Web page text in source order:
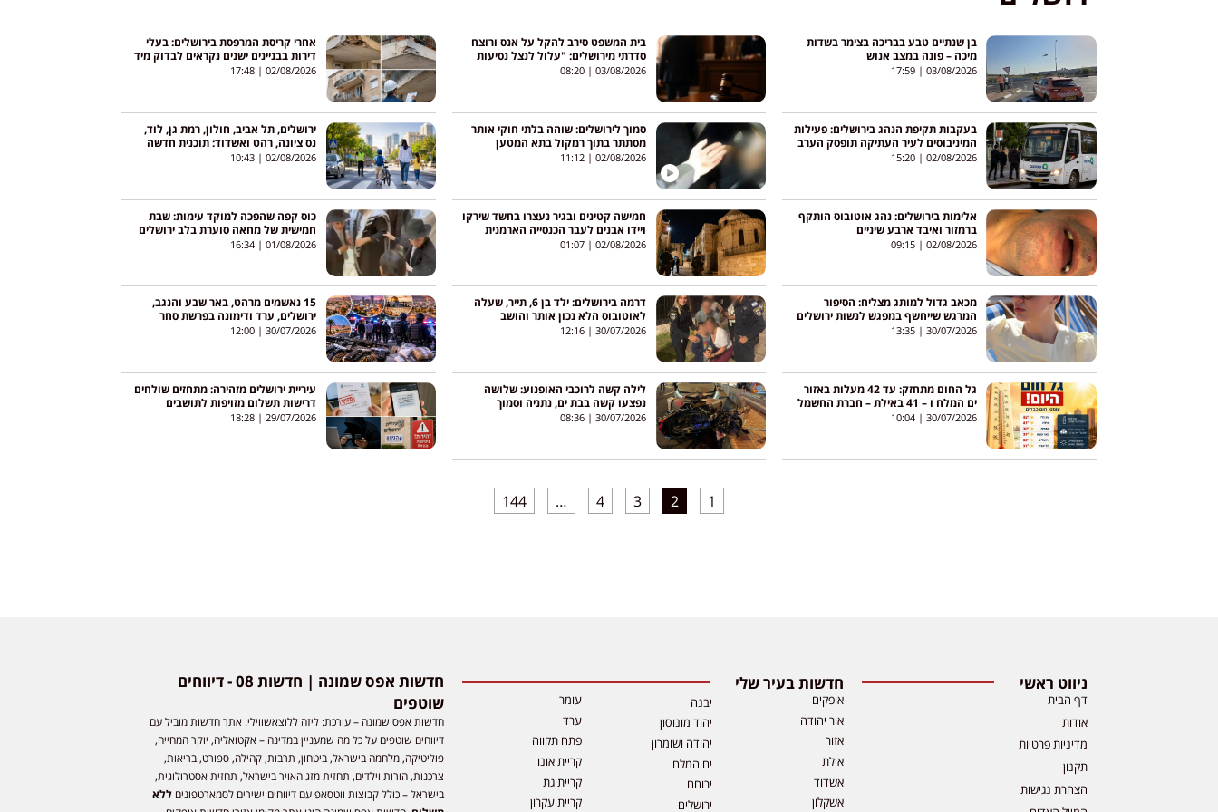
בן שנתיים טבע בבריכה בצימר בשדות
מיכה – פונה במצב אנוש
03/08/2026
17:59
בית המשפט סירב להקל על אנס ורוצח
סדרתי מירושלים: "עלול לנצל נסיעות
באוטובוסים כדי לפגוע בנשים"
03/08/2026
אחרי קריסת המרפסת בירושלים: בעלי
דירות בבניינים ישנים נקראים לבדוק מיד
את המרפסות התלויות
02/08/2026
17:48
בעקבות תקיפת הנהג בירושלים: פעילות
המיניבוסים לעיר העתיקה תופסק הערב
02/08/2026
15:20
סמוך לירושלים: שוהה בלתי חוקי אותר
מסתתר בתוך רמקול בתא המטען
02/08/2026
ירושלים, תל אביב, חולון, רמת גן, לוד,
נס ציונה, רהט ואשדוד: תוכנית חדשה
תנסה לצמצם את תאונות הדרכים בערים
02/08/2026
10:43
אלימות בירושלים: נהג אוטובוס הותקף
ברמזור ואיבד ארבע שיניים
02/08/2026
09:15
חמישה קטינים ובגיר נעצרו בחשד שירקו
ויידו אבנים לעבר הכנסייה הארמנית
בעיר העתיקה בירושלים
02/08/2026
כוס קפה שהפכה למוקד עימות: שבת
חמישית של מחאה סוערת בלב ירושלים
01/08/2026
16:34
מכאב גדול למותג מצליח: הסיפור
המרגש שייחשף במפגש לנשות ירושלים
30/07/2026
13:35
דרמה בירושלים: ילד בן 6, תייר, שעלה
לאוטובוס הלא נכון אותר והושב
למשפחתו
30/07/2026
15 נאשמים מרהט, באר שבע והנגב,
ירושלים, ערד ודימונה בפרשת סחר
בנשק ובסמים שנחשפה באמצעות סוכן
30/07/2026
12:00
גל החום מתחזק: עד 42 מעלות באזור
ים המלח ו – 41 באילת – חברת החשמל
מתגברת צוותים
30/07/2026
10:04
לילה קשה לרוכבי האופנוע: שלושה
נפצעו קשה בבת ים, נתניה וסמוך
לירושלים
30/07/2026
עיריית ירושלים מזהירה: מתחזים שולחים
דרישות תשלום מזויפות לתושבים
29/07/2026
18:28
1
2
3
4
…
144
ניווט ראשי
דף הבית
אודות
מדיניות פרטיות
תקנון
הצהרת נגישות
חדשות בעיר שלי
אופקים
אור יהודה
אזור
אילת
אשדוד
אשקלון
יבנה
יהוד מונוסון
יהודה ושומרון
ים המלח
ירוחם
ירושלים
עומר
ערד
פתח תקווה
קריית אונו
קריית גת
קריית עקרון
חדשות אפס שמונה | חדשות 08 - דיווחים
שוטפים
חדשות אפס שמונה – עורכת: ליזה ללוצאשווילי. אתר חדשות מוביל עם
דיווחים שוטפים על כל מה שמעניין במדינה – אקטואליה, יוקר המחייה,
פוליטיקה, מלחמה בישראל, ביטחון, תרבות, קהילה, ספורט, בריאות,
צרכנות, הורות וילדים, תחזית מזג האויר בישראל, תחזית אסטרולוגית,
בישראל – כולל קבוצות ווטסאפ עם דיווחים ישירים לסמארטפוניםללא